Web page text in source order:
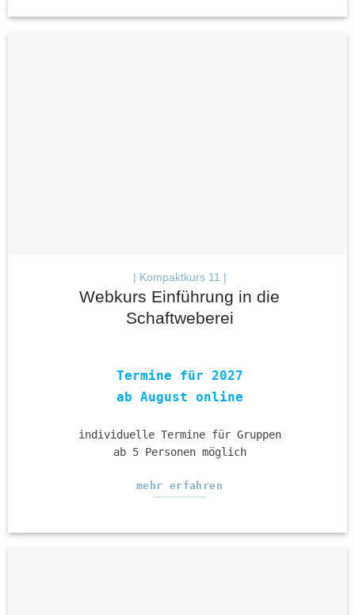
| Kompaktkurs 11 |
Webkurs Einführung in die
Schaftweberei
Termine für 2027
ab August online
individuelle Termine für Gruppen
ab 5 Personen möglich
mehr erfahren